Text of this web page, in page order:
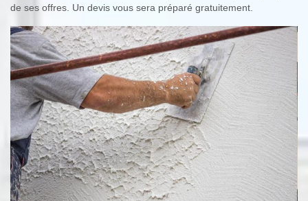
de ses offres. Un devis vous sera préparé gratuitement.